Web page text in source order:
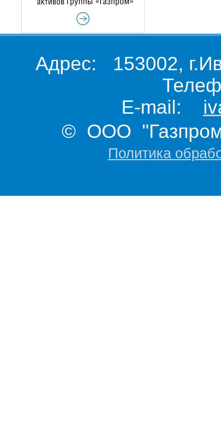
Адрес: 153002,
E-mail:
© ООО "Газпром
Политика